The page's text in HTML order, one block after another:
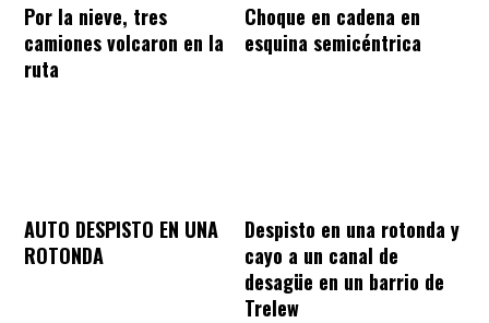
Por la nieve, tres
camiones volcaron en la
ruta
Choque en cadena en
esquina semicéntrica
AUTO DESPISTO EN UNA
ROTONDA
Despisto en una rotonda y
cayo a un canal de
desagüe en un barrio de
Trelew